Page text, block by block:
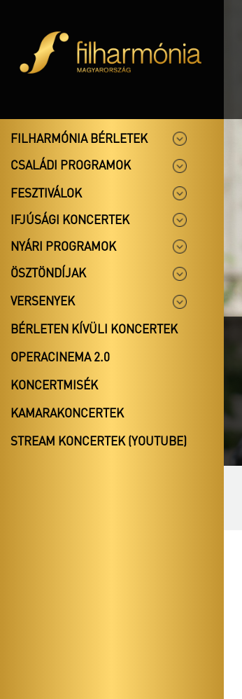
FILHARMÓNIA BÉRLETEK
CSALÁDI PROGRAMOK
FESZTIVÁLOK
IFJÚSÁGI KONCERTEK
NYÁRI PROGRAMOK
ÖSZTÖNDÍJAK
VERSENYEK
BÉRLETEN KÍVÜLI KONCERTEK
OPERACINEMA 2.0
KONCERTMISÉK
KAMARAKONCERTEK
STREAM KONCERTEK (YOUTUBE)